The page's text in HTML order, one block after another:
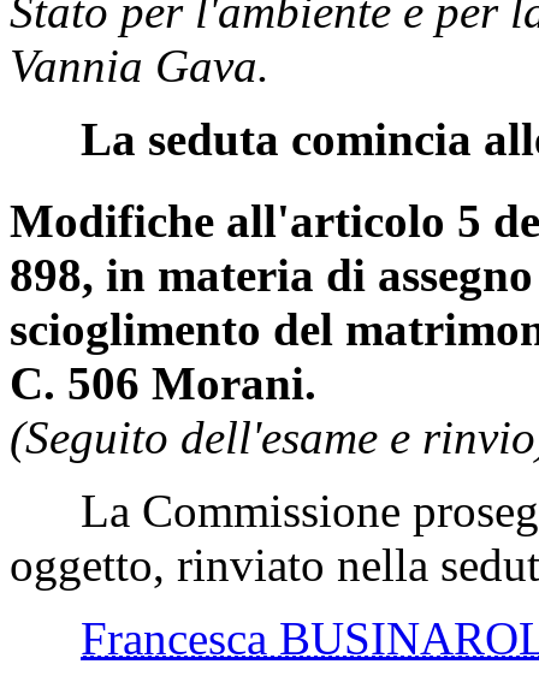
SEDE REFERENTE
Martedì 30 aprile
Francesca BUSINAROLO.
Stato per l'ambiente e per
Vannia Gava.
La seduta comincia
Modifiche all'articolo 5
898, in materia di
scioglimento del
C. 506 Morani.
(Seguito dell'esame e